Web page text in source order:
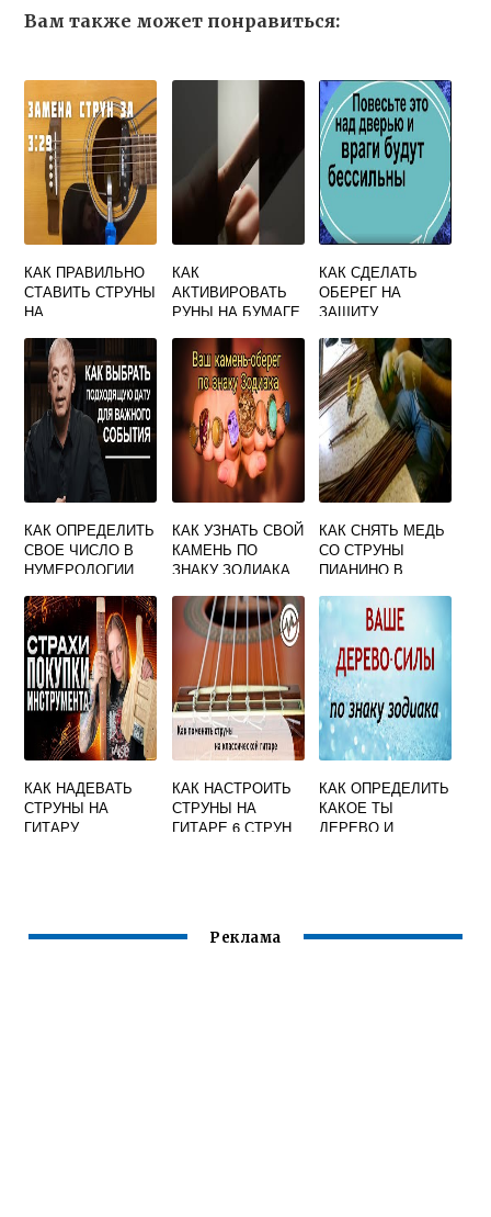
Вам также может понравиться:
КАК ПРАВИЛЬНО
СТАВИТЬ СТРУНЫ
НА
ГИТАРУ
КАК
АКТИВИРОВАТЬ
РУНЫ НА БУМАГЕ
КАК СДЕЛАТЬ
ОБЕРЕГ НА
ЗАЩИТУ
КАК ОПРЕДЕЛИТЬ
СВОЕ ЧИСЛО В
НУМЕРОЛОГИИ
КАК УЗНАТЬ СВОЙ
КАМЕНЬ ПО
ЗНАКУ ЗОДИАКА
КАК СНЯТЬ МЕДЬ
СО СТРУНЫ
ПИАНИНО В
УСЛОВИЯХ
КАК НАДЕВАТЬ
СТРУНЫ НА
ГИТАРУ
КАК НАСТРОИТЬ
СТРУНЫ НА
ГИТАРЕ 6 СТРУН
КАК ОПРЕДЕЛИТЬ
КАКОЕ ТЫ
ДЕРЕВО И
Реклама